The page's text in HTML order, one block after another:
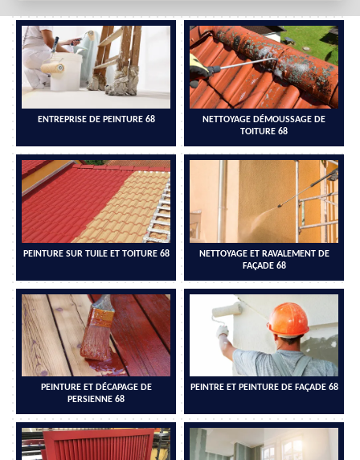
ENTREPRISE DE PEINTURE 68
NETTOYAGE DÉMOUSSAGE DE
TOITURE 68
PEINTURE SUR TUILE ET TOITURE 68
NETTOYAGE ET RAVALEMENT DE
FAÇADE 68
PEINTURE ET DÉCAPAGE DE
PERSIENNE 68
PEINTRE ET PEINTURE DE FAÇADE 68